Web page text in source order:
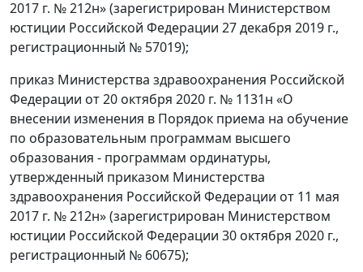
2017 г. № 212н» (зарегистрирован Министерством
юстиции Российской Федерации 27 декабря 2019 г.,
регистрационный № 57019);
приказ Министерства здравоохранения Российской
Федерации от 20 октября 2020 г. № 1131н «О
внесении изменения в Порядок приема на обучение
по образовательным программам высшего
образования - программам ординатуры,
утвержденный приказом Министерства
здравоохранения Российской Федерации от 11 мая
2017 г. № 212н» (зарегистрирован Министерством
юстиции Российской Федерации 30 октября 2020 г.,
регистрационный № 60675);